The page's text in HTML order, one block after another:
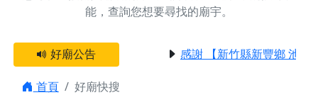
能，查詢您想要尋找的廟宇。
好廟公告 感謝 【新竹縣新豐鄉 池和
首頁
好廟快搜